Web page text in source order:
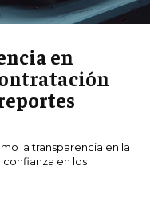
en
la transparencia en la
en los